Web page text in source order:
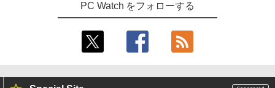
PC Watch をフォローする